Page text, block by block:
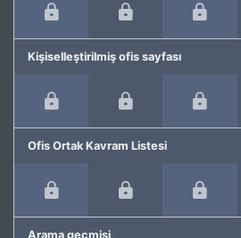
Kişiselleştirilmiş ofis sayfası
Ofis Ortak Kavram Listesi
Arama geçmişi